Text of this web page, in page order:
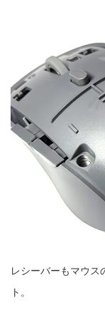
レシーバーもマウス
ト。